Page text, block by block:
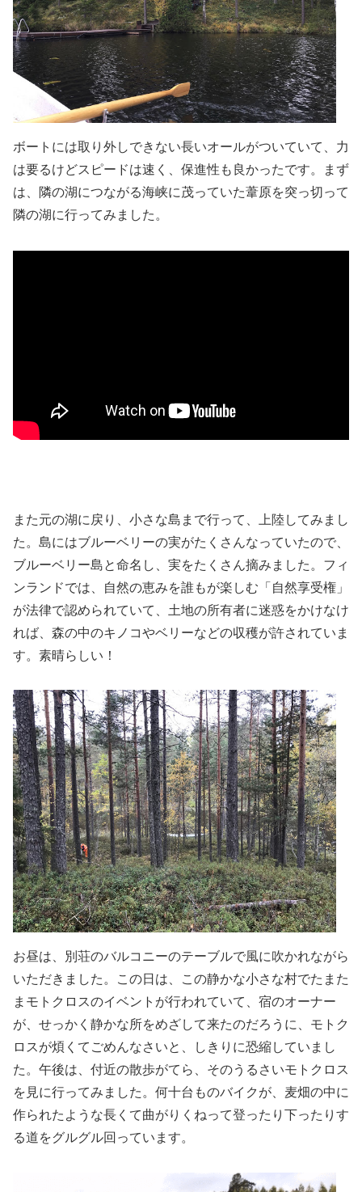
ボートには取り外しできない長いオールがついていて、力
は要るけどスピードは速く、保進性も良かったです。まず
は、隣の湖につながる海峡に茂っていた葦原を突っ切って
隣の湖に行ってみました。
また元の湖に戻り、小さな島まで行って、上陸してみまし
た。島にはブルーベリーの実がたくさんなっていたので、
ブルーベリー島と命名し、実をたくさん摘みました。フィ
ンランドでは、自然の恵みを誰もが楽しむ「自然享受権」
が法律で認められていて、土地の所有者に迷惑をかけなけ
れば、森の中のキノコやベリーなどの収穫が許されていま
す。素晴らしい！
お昼は、別荘のバルコニーのテーブルで風に吹かれながら
いただきました。この日は、この静かな小さな村でたまた
まモトクロスのイベントが行われていて、宿のオーナー
が、せっかく静かな所をめざして来たのだろうに、モトク
ロスが煩くてごめんなさいと、しきりに恐縮していまし
た。午後は、付近の散歩がてら、そのうるさいモトクロス
を見に行ってみました。何十台ものバイクが、麦畑の中に
作られたような長くて曲がりくねって登ったり下ったりす
る道をグルグル回っています。